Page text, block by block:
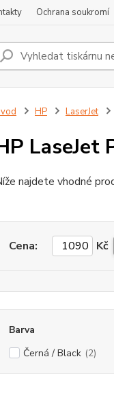
Ochrana soukromí
HP LaserJet
LaseJet
najdete vhodné
Cena: Kč
Barva
Černá / Black (2)